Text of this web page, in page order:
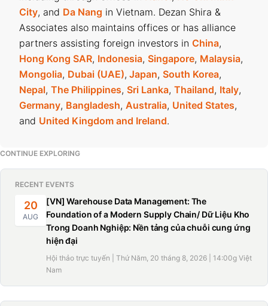
City, and Da Nang in Vietnam. Dezan Shira &
Associates also maintains offices or has alliance
partners assisting foreign investors in China,
Hong Kong SAR, Indonesia, Singapore, Malaysia,
Mongolia, Dubai (UAE), Japan, South Korea,
Nepal, The Philippines, Sri Lanka, Thailand, Italy,
Germany, Bangladesh, Australia, United States,
and United Kingdom and Ireland.
CONTINUE EXPLORING
RECENT EVENTS
20
AUG
[VN] Warehouse Data Management: The
Foundation of a Modern Supply Chain/ Dữ Liệu Kho
Trong Doanh Nghiệp: Nền tảng của chuỗi cung ứng
hiện đại
Hội thảo trực tuyến | Thứ Năm, 20 tháng 8, 2026 | 14:00g Việt
Nam